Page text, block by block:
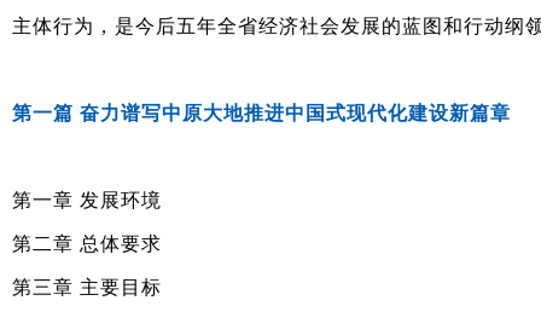
主体行为，是今后五年全省经济社会发展的蓝图和行动
第一篇 奋力谱写中原大地推进中国式现代化建设新篇章
第一章 发展环境
第二章 总体要求
第三章 主要目标